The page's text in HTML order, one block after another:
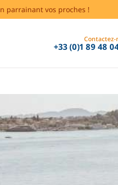
parrainant vos proches !
Contactez-
+33 (0)1 89 48